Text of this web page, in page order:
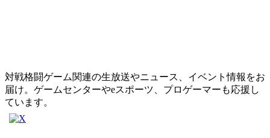
対戦格闘ゲーム関連の生放送やニュース、イベント情報をお
届け。ゲームセンターやeスポーツ、プロゲーマーも応援し
ています。